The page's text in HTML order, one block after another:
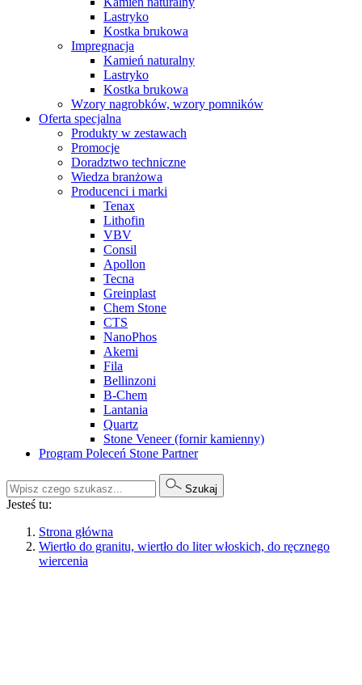
Lastryko
Kostka brukowa
Impregnacja
Kamień naturalny
Lastryko
Kostka brukowa
Wzory nagrobków, wzory pomników
Oferta specjalna
Produkty w zestawach
Promocje
Doradztwo techniczne
Wiedza branżowa
Producenci i marki
Tenax
Lithofin
VBV
Consil
Apollon
Tecna
Greinplast
Chem Stone
CTS
NanoPhos
Akemi
Fila
Bellinzoni
B-Chem
Lantania
Quartz
Stone Veneer (fornir kamienny)
Program Poleceń Stone Partner
Szukaj
Jesteś tu:
Strona główna
Wiertło do granitu, wiertło do liter włoskich, do ręcznego
wiercenia